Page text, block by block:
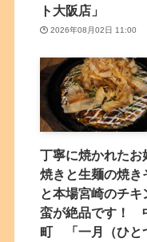
ト大阪店」
2026年08月02日 11:00
丁寧に焼かれたお
焼きと生麺の焼き
と本場宮崎のチキ
蛮が絶品です！
町 「一月（ひと